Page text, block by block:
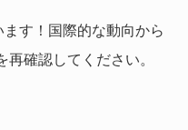
す！国際的な動向から
確認してください。